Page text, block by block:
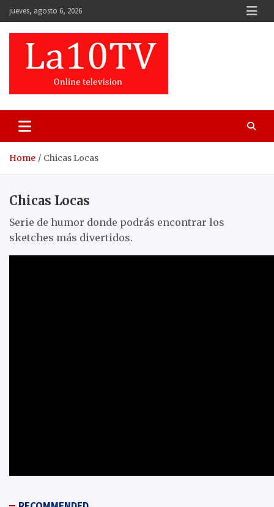
Skip
to
content
jueves, agosto 6, 2026
Home Chicas Locas
Chicas Locas
Serie de humor donde podrás encontrar los
sketches más divertidos.